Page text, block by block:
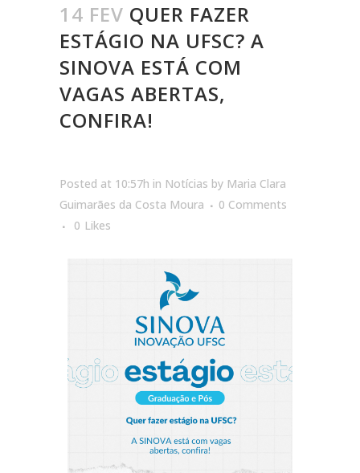
14 FEV QUER FAZER
ESTÁGIO NA UFSC? A
SINOVA ESTÁ COM
VAGAS ABERTAS,
CONFIRA!
Posted at 10:57h in Notícias by Maria Clara
Guimarães da Costa Moura
0 Comments
0 Likes